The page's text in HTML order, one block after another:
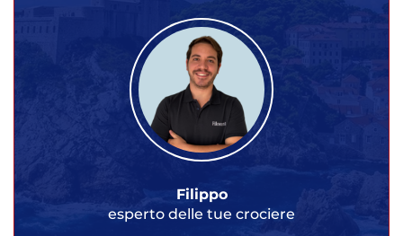
Filippo
esperto delle tue crociere